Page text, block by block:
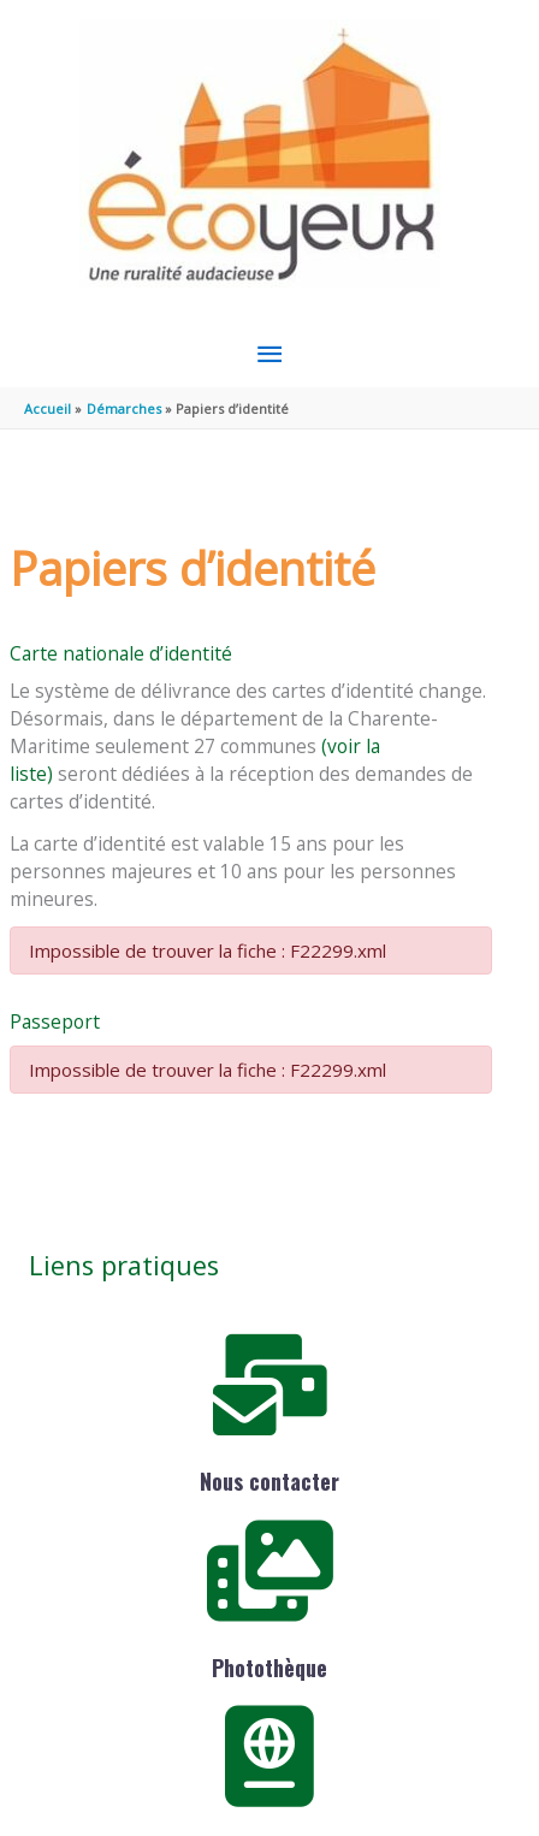
MENU
PRINCIPAL
Accueil Démarches Papiers d’identité
Papiers d’identité
Carte nationale d’identité
Le système de délivrance des cartes d’identité change.
Désormais, dans le département de la Charente-
Maritime seulement 27 communes(voir la
liste) seront dédiées à la réception des demandes de
cartes d’identité.
La carte d’identité est valable 15 ans pour les
personnes majeures et 10 ans pour les personnes
mineures.
Impossible de trouver la fiche : F22299.xml
Passeport
Impossible de trouver la fiche : F22299.xml
Liens pratiques
Nous contacter
Photothèque